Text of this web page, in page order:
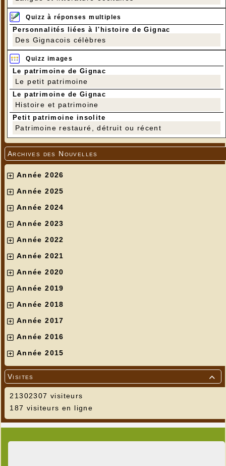
Quizz à réponses multiples
Personnalités liées à l'histoire de Gignac
Des Gignacois célèbres
Quizz images
Le patrimoine de Gignac
Le petit patrimoine
Le patrimoine de Gignac
Histoire et patrimoine
Petit patrimoine insolite
Patrimoine restauré, détruit ou récent
Archives des Nouvelles
Année 2026
Année 2025
Année 2024
Année 2023
Année 2022
Année 2021
Année 2020
Année 2019
Année 2018
Année 2017
Année 2016
Année 2015

Visites
21302307 visiteurs
187 visiteurs en ligne